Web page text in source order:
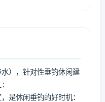
），针对性垂钓休闲建
是休闲垂钓的好时机：